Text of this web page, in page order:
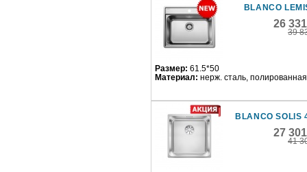
BLANCO
26
39
Размер: 61.5*50
Материал: нерж. сталь, полированная
BLANCO SOLIS
27
41